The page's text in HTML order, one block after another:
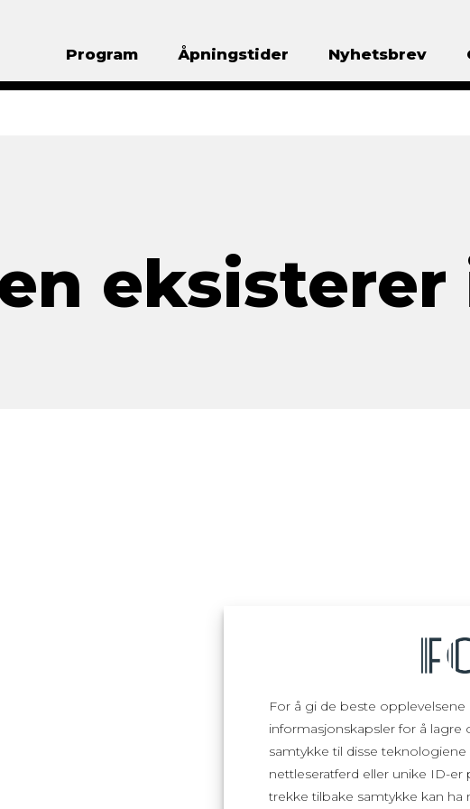
For å gi de beste
informasjonskapsler for å lagre
samtykke til disse
nettleseratferd eller unike ID-
trekke tilbake samtykke kan ha
Program Åpningstider Nyhetsbrev
eksisterer